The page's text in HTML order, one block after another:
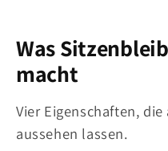
Was
macht
Vier Eigenschaften,
aussehen lassen.